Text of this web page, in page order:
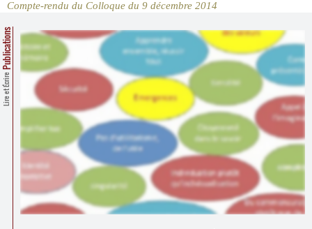
·
Ressources pédagogiques
Comprendre et parler
Bienvenue en Belgique
Espace presse
Contacts
Trouver un lieu d’alphabétisation
Compte-rendu du Colloque du 9 décembre 2014
Lire et Écrire
Publications